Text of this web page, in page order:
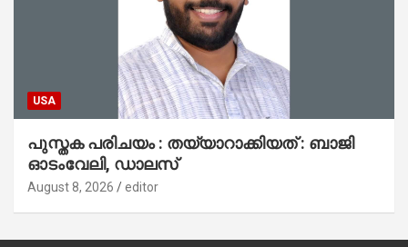
USA
പുസ്തക പരിചയം : തയ്യാറാക്കിയത് : ബാജി
ഓടംവേലി, ഡാലസ്
August 8, 2026 editor